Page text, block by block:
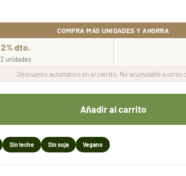
COMPRA MÁS UNIDADES Y AHORRA
2% dto.
2 unidades
Descuento automático en el carrito. No acumulable a otros
Añadir al carrito
Sin leche Sin soja Vegano